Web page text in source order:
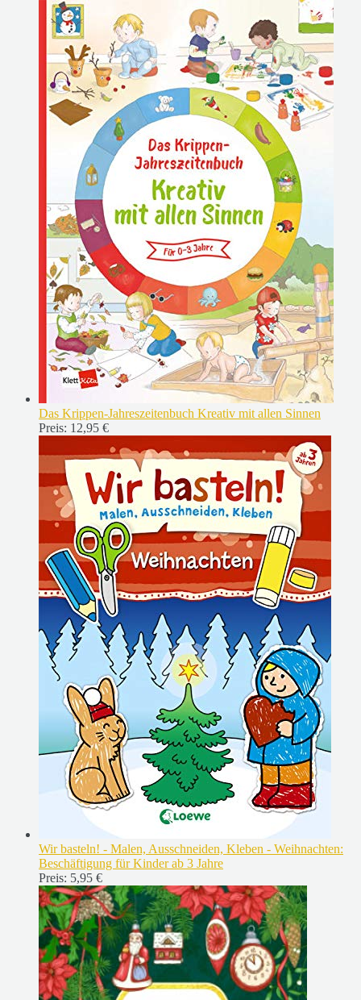
Das Krippen-Jahreszeitenbuch Kreativ mit allen Sinnen
Preis: 12,95 €
Wir basteln! - Malen, Ausschneiden, Kleben - Weihnachten:
Beschäftigung für Kinder ab 3 Jahre
Preis: 5,95 €